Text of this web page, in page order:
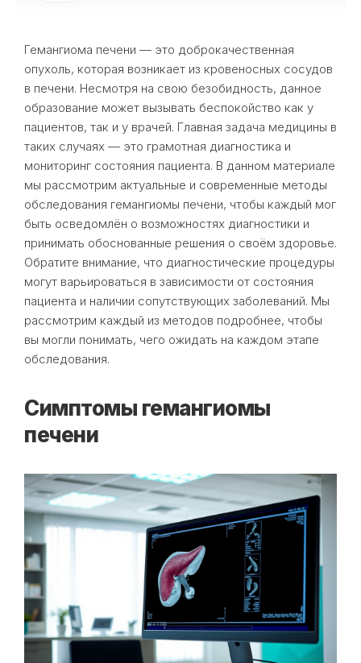
Гемангиома печени — это доброкачественная
опухоль, которая возникает из кровеносных сосудов
в печени. Несмотря на свою безобидность, данное
образование может вызывать беспокойство как у
пациентов, так и у врачей. Главная задача медицины в
таких случаях — это грамотная диагностика и
мониторинг состояния пациента. В данном материале
мы рассмотрим актуальные и современные методы
обследования гемангиомы печени, чтобы каждый мог
быть осведомлён о возможностях диагностики и
принимать обоснованные решения о своём здоровье.
Обратите внимание, что диагностические процедуры
могут варьироваться в зависимости от состояния
пациента и наличии сопутствующих заболеваний. Мы
рассмотрим каждый из методов подробнее, чтобы
вы могли понимать, чего ожидать на каждом этапе
обследования.
Симптомы гемангиомы
печени